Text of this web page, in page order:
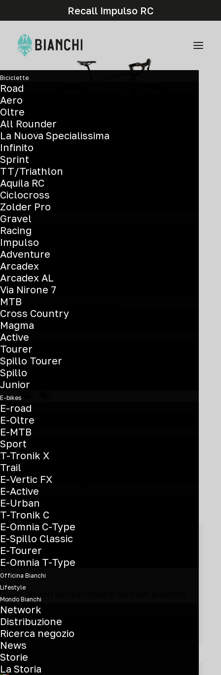
Recall Impulso RC
Biciclette
Road
Aero
Oltre
All Rounder
La Nuova Specialissima
Infinito
Sprint
TT/Triathlon
Aquila RC
Ciclocross
Zolder Pro
Gravel
Racing
Impulso
Adventure
Arcadex
Arcadex AL
Via Nirone 7
MTB
Cross Country
Magma
Active
Tourer
Spillo Tourer
Spillo
Junior
E-bikes
E-road
E-Oltre
E-MTB
Sport
T-Tronik X
Trail
E-Vertic FX
E-Active
E-Urban
T-Tronik C
E-Omnia C-Type
E-Spillo Classic
E-Tourer
E-Omnia T-Type
Officina Bianchi
Lifestyle
Mondo Bianchi
Network
Distribuzione
Ricerca negozio
News
Storie
La Storia
Components and graphic details may differ from
the actual model.
GRX 610 1x12sp - Velomann V24G
YUB87
Arcadex COMP
Recommended Retail Price
€2.890
Trova il rivenditore più vicino
Color
Hai bisogno di aiuto?
Manutenzione